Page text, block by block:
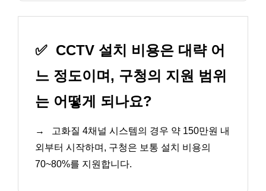
✅ CCTV 설치 비용은 대략 어
느 정도이며, 구청의 지원 범위
는 어떻게 되나요?
→
고화질 4채널 시스템의 경우 약 150만원 내
외부터 시작하며, 구청은 보통 설치 비용의
70~80%를 지원합니다.